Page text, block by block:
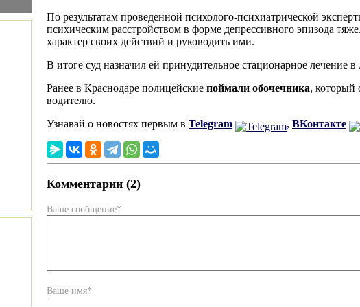
По результатам проведенной психолого-психиатрической
психическим расстройством в форме депрессивного эпизода
характер своих действий и руководить ими.
В итоге суд назначил ей принудительное стационарное лечение в
Ранее в Краснодаре полицейские поймали обочечника, который
водителю.
Узнавай о новостях первым в Telegram , ВКонтакте
Комментарии (2)
Ваше сообщение*
Ваше имя*